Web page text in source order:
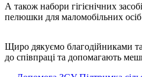
А також набори гігієнічних
пелюшки для маломобільних осіб
Щиро дякуємо благодійниками
до співпраці та допомагають